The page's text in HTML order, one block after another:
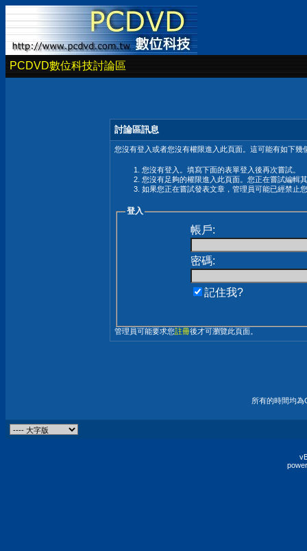
PCDVD數位科技討論區
討論區訊息
您沒有登入或者您沒有權限進入此頁面。這可能有如下幾
您沒有登入。填寫下面的表單登入後再次嘗試。
您沒有足夠的權限進入此頁面。您正在嘗試編輯
如果您正在嘗試發表文章，管理員可能已經禁止
登入
帳戶:
密碼:
記住我?
管理員可能要求您註冊後才可瀏覽此頁面。
所有的時間均為